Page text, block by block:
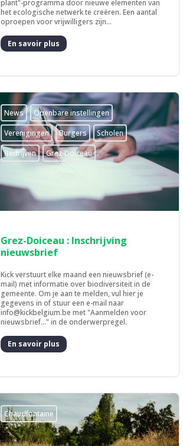
plant"-programma door nieuwe elementen van
het ecologische netwerk te creëren. Een aantal
oproepen voor vrijwilligers zijn...
En savoir plus
News
­Openbare instellingen
­Verenigingen
Burgers
Scholen
Bedrijven
Grez-Doiceau
Grez-Doiceau : Inschrijving
nieuwsbrief
Kick verstuurt elke maand een nieuwsbrief (e-
mail) met informatie over biodiversiteit in de
gemeente. Om je aan te melden, vul hier je
gegevens in of stuur een e-mail naar
info@kickbelgium.be met "Aanmelden voor
nieuwsbrief..." in de onderwerpregel.
En savoir plus
Chaudfontaine